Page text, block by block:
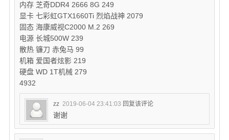
内存 芝奇DDR4 2666 8G 249
显卡 七彩虹GTX1660Ti 烈焰战神 2079
固态 海康威视C2000 M.2 269
电源 长城500W 239
散热 镰刀 赤兔马 99
机箱 爱国者炫影 219
硬盘 WD 1T机械 279
4932
zz 2019-06-04 23:41:03 回复该评论
谢谢